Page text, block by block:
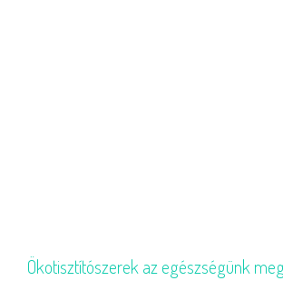
Ökotisztítószerek az egészségünk